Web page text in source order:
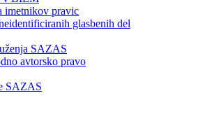
imetnikov pravic
glasbenih del
SAZAS
avtorsko pravo
SAZAS